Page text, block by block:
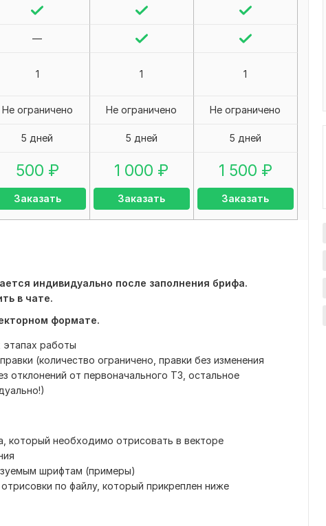
—
1 1 1
Не ограничено Не ограничено Не ограничено
5 дней 5 дней 5 дней
500 ₽
Заказать
1 000 ₽
Заказать
1 500 ₽
Заказать
индивидуально после заполнения брифа.
в чате.
формате.
этапах работы
(количество ограничено, правки без изменения
отклонений от первоначального ТЗ, остальное
который необходимо отрисовать в векторе
шрифтам (примеры)
по файлу, который прикреплен ниже